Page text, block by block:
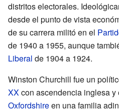
distritos electorales.
desde el punto de vista
de su carrera militó en el
de 1940 a 1955, aunque
Liberal de 1904 a 1924.
Winston Churchill fue un
XXcon ascendencia inglesa
Oxfordshireen una familia